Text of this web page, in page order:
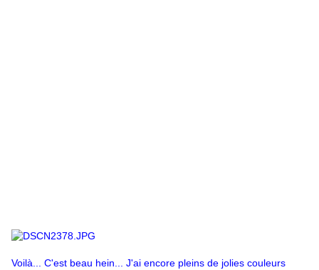
Voilà... C'est beau hein... J'ai encore pleins de jolies couleurs